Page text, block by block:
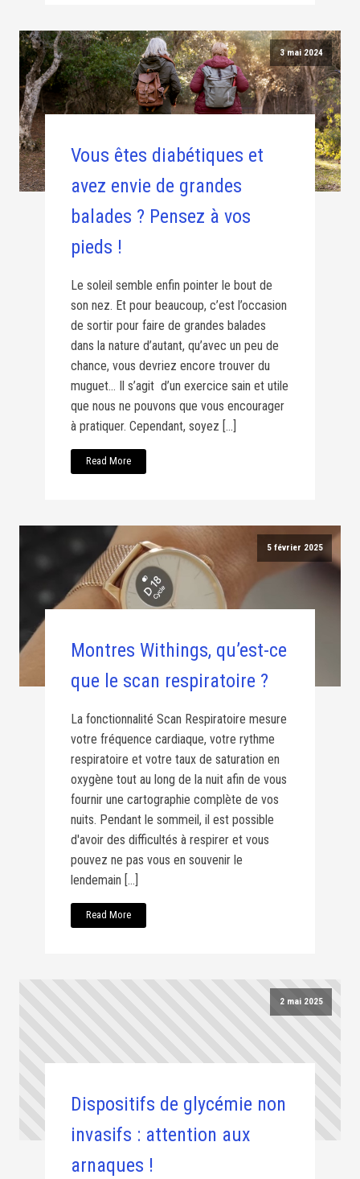
3 mai 2024
Vous êtes diabétiques et
avez envie de grandes
balades ? Pensez à vos
pieds !
Le soleil semble enfin pointer le bout de
son nez. Et pour beaucoup, c’est l’occasion
de sortir pour faire de grandes balades
dans la nature d’autant, qu’avec un peu de
chance, vous devriez encore trouver du
muguet… Il s’agit d’un exercice sain et utile
que nous ne pouvons que vous encourager
à pratiquer. Cependant, soyez […]
Read More
5 février 2025
Montres Withings, qu’est-ce
que le scan respiratoire ?
La fonctionnalité Scan Respiratoire mesure
votre fréquence cardiaque, votre rythme
respiratoire et votre taux de saturation en
oxygène tout au long de la nuit afin de vous
fournir une cartographie complète de vos
nuits. Pendant le sommeil, il est possible
d'avoir des difficultés à respirer et vous
pouvez ne pas vous en souvenir le
lendemain […]
Read More
2 mai 2025
Dispositifs de glycémie non
invasifs : attention aux
arnaques !